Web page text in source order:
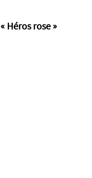
Héros rose »